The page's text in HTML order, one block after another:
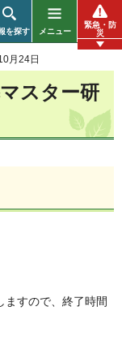
を探す メニュー
緊急・防
災
月24日
スター研
すので、終了時間